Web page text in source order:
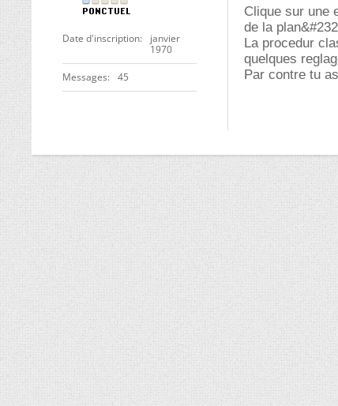
Date d'inscription
janvier
1970
Messages 45
Clique sur une
de la
La procedur
quelques
Par contre tu